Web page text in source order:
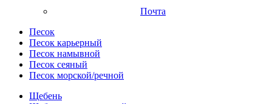
Почта
Песок
Песок карьерный
Песок намывной
Песок сеяный
Песок морской/речной
Щебень